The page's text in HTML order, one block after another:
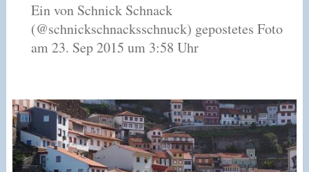
Ein von Schnick Schnack
(@schnickschnacksschnuck) gepostetes Foto
am 23. Sep 2015 um 3:58 Uhr